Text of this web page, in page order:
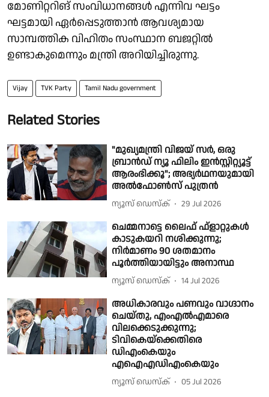
മോണിറ്ററിങ് സംവിധാനങ്ങൾ എന്നിവ ഘട്ടം
ഘട്ടമായി ഏർപ്പെടുത്താൻ ആവശ്യമായ
സാമ്പത്തിക വിഹിതം സംസ്ഥാന ബജറ്റിൽ
ഉണ്ടാകുമെന്നും മന്ത്രി അറിയിച്ചിരുന്നു.
Vijay TVK Party Tamil Nadu government
Related Stories
"മുഖ്യമന്ത്രി വിജയ് സർ, ഒരു
ബ്രാൻഡ് ന്യൂ ഫിലിം ഇൻസ്റ്റിറ്റ്യൂട്ട്
ആരംഭിക്കൂ"; അഭ്യർഥനയുമായി
അൽഫോൺസ് പുത്രൻ
ന്യൂസ് ഡെസ്ക് 29 Jul 2026
ചെമ്മനാട്ടെ ലൈഫ് ഫ്‌ളാറ്റുകള്‍
കാടുകയറി നശിക്കുന്നു;
നിര്‍മാണം 90 ശതമാനം
പൂര്‍ത്തിയായിട്ടും അനാസ്ഥ
ന്യൂസ് ഡെസ്ക് 14 Jul 2026
അധികാരവും പണവും വാഗ്ദാനം
ചെയ്തു, എംഎല്‍എമാരെ
വിലക്കെടുക്കുന്നു;
ടിവികെയ്ക്കെതിരെ
ഡിഎംകെയും
എഐഎഡിഎംകെയും
ന്യൂസ് ഡെസ്ക് 05 Jul 2026